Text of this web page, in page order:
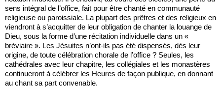
sens intégral de l’office, fait pour être chanté en communauté
religieuse ou paroissiale. La plupart des prêtres et des religieux en
viendront à s’acquitter de leur obligation de chanter la louange de
Dieu, sous la forme d’une récitation individuelle dans un «
bréviaire ». Les Jésuites n’ont-ils pas été dispensés, dès leur
origine, de toute célébration chorale de l’office ? Seules, les
cathédrales avec leur chapitre, les collégiales et les monastères
continueront à célébrer les Heures de façon publique, en donnant
au chant sa part convenable.